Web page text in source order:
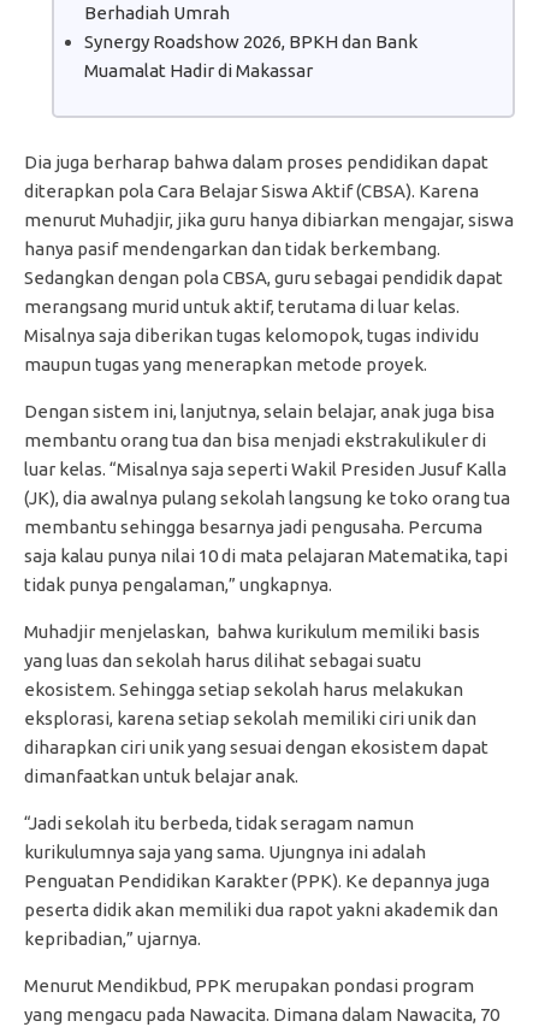
Berhadiah Umrah
Synergy Roadshow 2026, BPKH dan Bank
Muamalat Hadir di Makassar
Dia juga berharap bahwa dalam proses pendidikan dapat
diterapkan pola Cara Belajar Siswa Aktif (CBSA). Karena
menurut Muhadjir, jika guru hanya dibiarkan mengajar, siswa
hanya pasif mendengarkan dan tidak berkembang.
Sedangkan dengan pola CBSA, guru sebagai pendidik dapat
merangsang murid untuk aktif, terutama di luar kelas.
Misalnya saja diberikan tugas kelomopok, tugas individu
maupun tugas yang menerapkan metode proyek.
Dengan sistem ini, lanjutnya, selain belajar, anak juga bisa
membantu orang tua dan bisa menjadi ekstrakulikuler di
luar kelas. “Misalnya saja seperti Wakil Presiden Jusuf Kalla
(JK), dia awalnya pulang sekolah langsung ke toko orang tua
membantu sehingga besarnya jadi pengusaha. Percuma
saja kalau punya nilai 10 di mata pelajaran Matematika, tapi
tidak punya pengalaman,” ungkapnya.
Muhadjir menjelaskan, bahwa kurikulum memiliki basis
yang luas dan sekolah harus dilihat sebagai suatu
ekosistem. Sehingga setiap sekolah harus melakukan
eksplorasi, karena setiap sekolah memiliki ciri unik dan
diharapkan ciri unik yang sesuai dengan ekosistem dapat
dimanfaatkan untuk belajar anak.
“Jadi sekolah itu berbeda, tidak seragam namun
kurikulumnya saja yang sama. Ujungnya ini adalah
Penguatan Pendidikan Karakter (PPK). Ke depannya juga
peserta didik akan memiliki dua rapot yakni akademik dan
kepribadian,” ujarnya.
Menurut Mendikbud, PPK merupakan pondasi program
yang mengacu pada Nawacita. Dimana dalam Nawacita, 70